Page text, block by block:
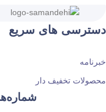
دسترسی های سریع
خبرنامه
محصولات تخفیف دار